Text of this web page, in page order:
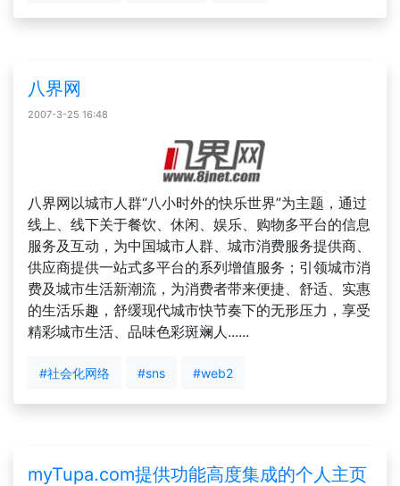
八界网
2007-3-25 16:48
八界网以城市人群“八小时外的快乐世界”为主题，通过
线上、线下关于餐饮、休闲、娱乐、购物多平台的信息
服务及互动，为中国城市人群、城市消费服务提供商、
供应商提供一站式多平台的系列增值服务；引领城市消
费及城市生活新潮流，为消费者带来便捷、舒适、实惠
的生活乐趣，舒缓现代城市快节奏下的无形压力，享受
精彩城市生活、品味色彩斑斓人......
#社会化网络 #sns #web2
myTupa.com提供功能高度集成的个人主页